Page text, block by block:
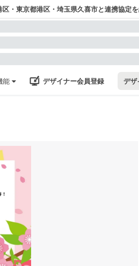
・東京都港区・埼玉県久喜市と連携協定
能 デザイナー会員登録 デザ